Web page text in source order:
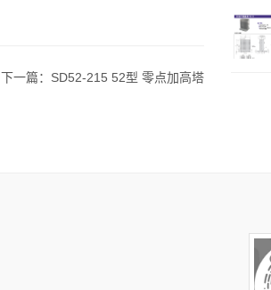
下一篇：SD52-215 52型 零点加高塔